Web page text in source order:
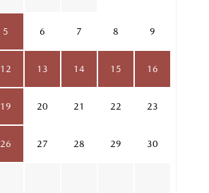
5 6 7 8 9
12 13 14 15 16
19 20 21 22 23
26 27 28 29 30